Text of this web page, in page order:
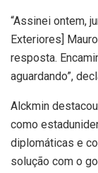
“Assinei ontem,
Exteriores]
resposta.
aguardando”,
Alckmin
como
diplomáticas e
solução com o